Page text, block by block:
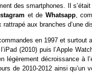
des smartphones. Il
et de Whatsapp,
aux branches d’une
en 1997 et surtout
(2010) puis l’Apple
légèrement décroissance à
de 2010-2012 ainsi qu’un